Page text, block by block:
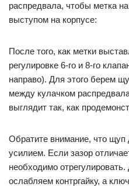
распредвала, чтобы метка
выступом на корпусе:
После того, как метки
регулировке 6-го и 8-го
направо). Для этого берем
между кулачком
выглядит так, как
Обратите внимание, что
усилием. Если зазор
необходимо
ослабляем контргайку, а